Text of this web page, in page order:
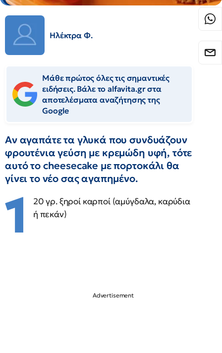
Ηλέκτρα Φ.
Μάθε πρώτος όλες τις σημαντικές
ειδήσεις. Βάλε το alfavita.gr στα
αποτελέσματα αναζήτησης της
Google
Αν αγαπάτε τα γλυκά που συνδυάζουν
φρουτένια γεύση με κρεμώδη υφή, τότε
αυτό το cheesecake με πορτοκάλι θα
γίνει το νέο σας αγαπημένο.
1
20 γρ. ξηροί καρποί (αμύγδαλα, καρύδια
ή πεκάν)